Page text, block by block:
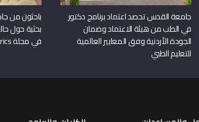
جامعة القدس تحصد اعتماد برنامج دكتور
في الطب من هيئة الاعتماد وضمان
الجودة الأردنية وفق المعايير العالمية
للتعليم الطبي
باحثون من
بحثية حول
في مجلة Frontiers in Pediatrics